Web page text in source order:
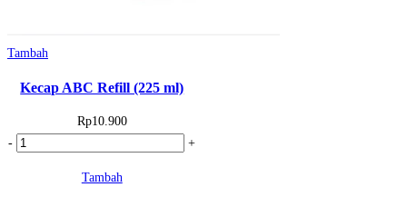
Tambah
Kecap ABC Refill (225 ml)
Rp10.900
- Kuantitas
+
Tambah